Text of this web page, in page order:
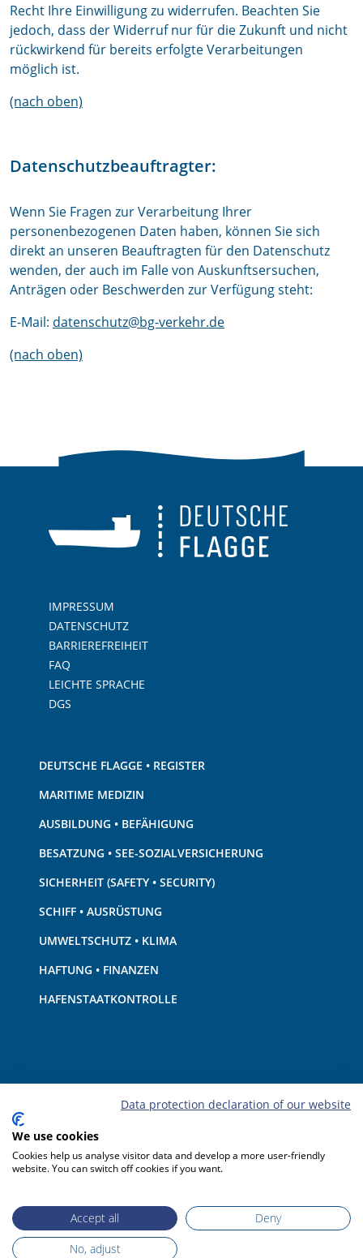
Recht Ihre Einwilligung zu widerrufen. Beachten Sie
jedoch, dass der Widerruf nur für die Zukunft und nicht
rückwirkend für bereits erfolgte Verarbeitungen
möglich ist.
(nach oben)
Datenschutzbeauftragter:
Wenn Sie Fragen zur Verarbeitung Ihrer
personenbezogenen Daten haben, können Sie sich
direkt an unseren Beauftragten für den Datenschutz
wenden, der auch im Falle von Auskunftsersuchen,
Anträgen oder Beschwerden zur Verfügung steht:
E-Mail: datenschutz@bg-verkehr.de
(nach oben)
IMPRESSUM
DATENSCHUTZ
BARRIEREFREIHEIT
FAQ
LEICHTE SPRACHE
DGS
DEUTSCHE FLAGGE • REGISTER
MARITIME MEDIZIN
AUSBILDUNG • BEFÄHIGUNG
BESATZUNG • SEE-SOZIALVERSICHERUNG
SICHERHEIT (SAFETY • SECURITY)
SCHIFF • AUSRÜSTUNG
UMWELTSCHUTZ • KLIMA
HAFTUNG • FINANZEN
HAFENSTAATKONTROLLE
Data protection declaration of our website
We use cookies
Cookies help us analyse visitor data and develop a more user-friendly
website. You can switch off cookies if you want.
Accept all
Deny
No, adjust